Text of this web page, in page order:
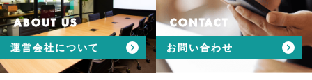
ABOUT US
運営会社について
CONTACT
お問い合わせ